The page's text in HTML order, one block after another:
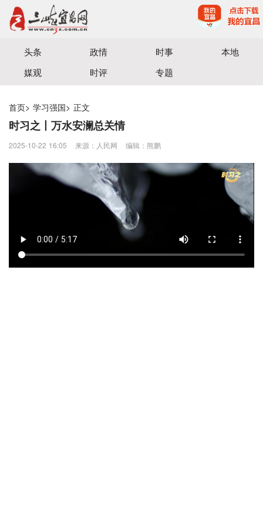
宜昌三峡融媒体中心主办
头条 政情 时事
本地
媒观
时评 专题
首页> 学习强国> 正文
时习之丨万水安澜总关情
2025-10-22 16:05 来源：人民网 编辑：熊鹏